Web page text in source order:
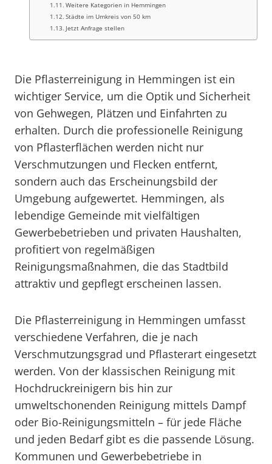
Weitere Kategorien in Hemmingen
Städte im Umkreis von 50 km
Jetzt Anfrage stellen
Die Pflasterreinigung in Hemmingen ist ein
wichtiger Service, um die Optik und Sicherheit
von Gehwegen, Plätzen und Einfahrten zu
erhalten. Durch die professionelle Reinigung
von Pflasterflächen werden nicht nur
Verschmutzungen und Flecken entfernt,
sondern auch das Erscheinungsbild der
Umgebung aufgewertet. Hemmingen, als
lebendige Gemeinde mit vielfältigen
Gewerbebetrieben und privaten Haushalten,
profitiert von regelmäßigen
Reinigungsmaßnahmen, die das Stadtbild
attraktiv und gepflegt erscheinen lassen.
Die Pflasterreinigung in Hemmingen umfasst
verschiedene Verfahren, die je nach
Verschmutzungsgrad und Pflasterart eingesetzt
werden. Von der klassischen Reinigung mit
Hochdruckreinigern bis hin zur
umweltschonenden Reinigung mittels Dampf
oder Bio-Reinigungsmitteln – für jede Fläche
und jeden Bedarf gibt es die passende Lösung.
Kommunen und Gewerbebetriebe in